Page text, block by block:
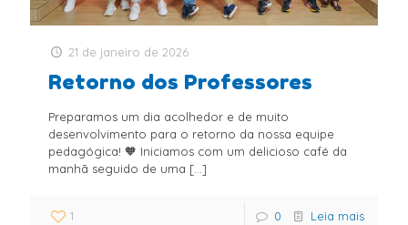
21 de janeiro de 2026
Retorno dos Professores
Preparamos um dia acolhedor e de muito
desenvolvimento para o retorno da nossa equipe
pedagógica! 🧡 Iniciamos com um delicioso café da
manhã seguido de uma […]
1 0 Leia mais